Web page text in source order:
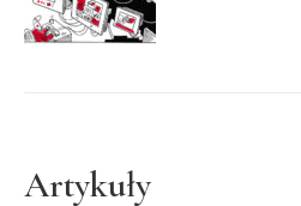
Artykuły